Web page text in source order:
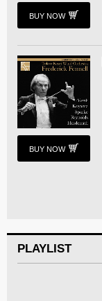
BUY NOW
BUY NOW
PLAYLIST